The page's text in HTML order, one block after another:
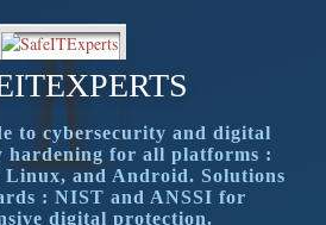
to cybersecurity and digital
hardening for all platforms :
Linux, and Android. Solutions
: NIST and ANSSI for
digital protection.